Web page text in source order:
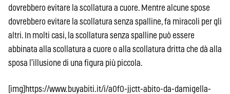
dovrebbero evitare la scollatura a cuore. Mentre alcune spose
dovrebbero evitare la scollatura senza spalline, fa miracoli per gli
altri. In molti casi, la scollatura senza spalline può essere
abbinata alla scollatura a cuore o alla scollatura dritta che dà alla
sposa l’illusione di una figura più piccola.
[img]https://www.buyabiti.it/i/a0f0-jjctt-abito-da-damigella-